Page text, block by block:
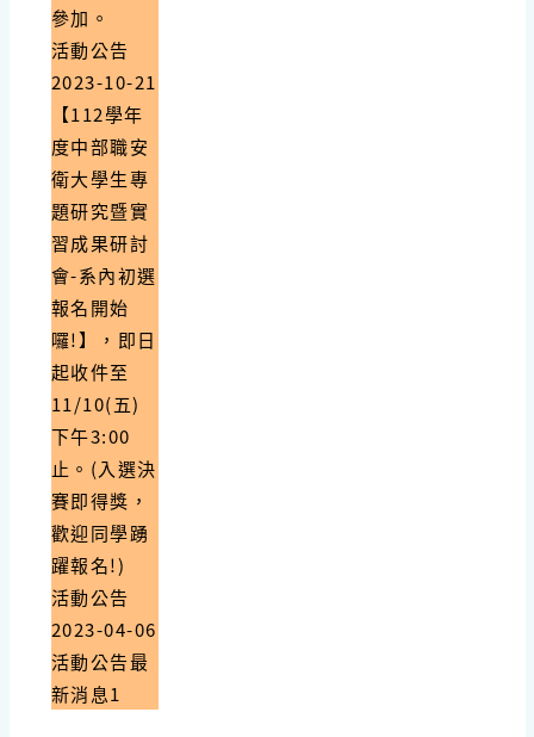
參加。
活動公告
2023-10-21
【112學年
度中部職安
衛大學生專
題研究暨實
習成果研討
會-系內初選
報名開始
囉!】，即日
起收件至
11/10(五)
下午3:00
止。(入選決
賽即得獎，
歡迎同學踴
躍報名!)
活動公告
2023-04-06
活動公告最
新消息1